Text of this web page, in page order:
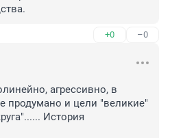
+0 –0
агрессивно, в
продумано и цели "великие"
История